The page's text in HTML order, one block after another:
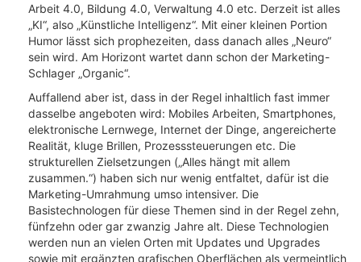
Arbeit 4.0, Bildung 4.0, Verwaltung 4.0 etc. Derzeit ist alles
„KI“, also „Künstliche Intelligenz“. Mit einer kleinen Portion
Humor lässt sich prophezeiten, dass danach alles „Neuro“
sein wird. Am Horizont wartet dann schon der Marketing-
Schlager „Organic“.
Auffallend aber ist, dass in der Regel inhaltlich fast immer
dasselbe angeboten wird: Mobiles Arbeiten, Smartphones,
elektronische Lernwege, Internet der Dinge, angereicherte
Realität, kluge Brillen, Prozesssteuerungen etc. Die
strukturellen Zielsetzungen („Alles hängt mit allem
zusammen.“) haben sich nur wenig entfaltet, dafür ist die
Marketing-Umrahmung umso intensiver. Die
Basistechnologen für diese Themen sind in der Regel zehn,
fünfzehn oder gar zwanzig Jahre alt. Diese Technologien
werden nun an vielen Orten mit Updates und Upgrades
sowie mit ergänzten grafischen Oberflächen als vermeintlich